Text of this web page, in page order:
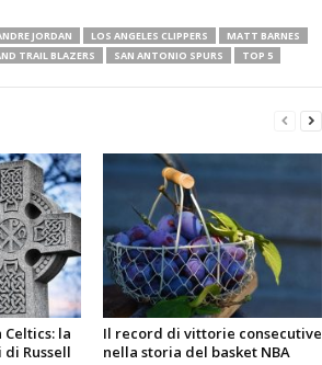
JORDAN LOS ANGELES CLIPPERS
MATT BARNES
TRAIL BLAZERS SAN ANTONIO SPURS TOP 5
Celtics: la
Russell
Il record di vittorie consecutive
nella storia del basket NBA